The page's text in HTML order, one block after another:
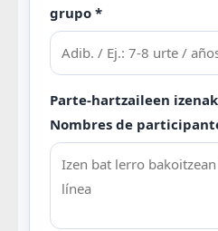
grupo *
Parte-hartzaileen
Nombres de